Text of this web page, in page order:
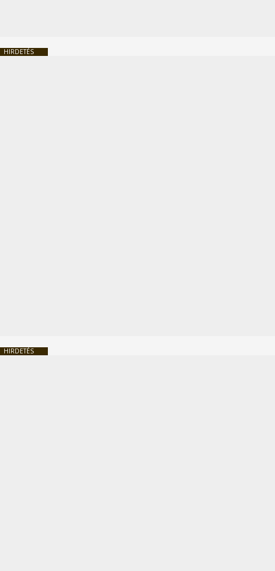
HIRDETÉS
HIRDETÉS